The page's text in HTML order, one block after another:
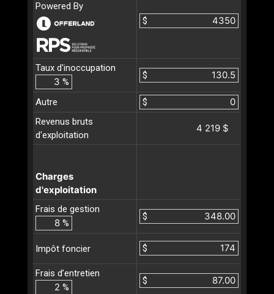
Powered By
$
Taux d'inoccupation
%
$
Autre
$
Revenus bruts
d'exploitation
4 219 $
Charges
d'exploitation
Frais de gestion
%
$
Impôt foncier $
Frais d’entretien
%
$